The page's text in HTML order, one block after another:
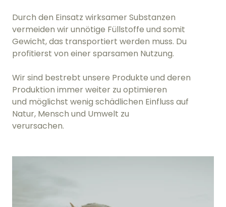
Durch den Einsatz wirksamer Substanzen
vermeiden wir unnötige Füllstoffe und somit
Gewicht, das transportiert werden muss. Du
profitierst von einer sparsamen Nutzung.
Wir sind bestrebt unsere Produkte und deren
Produktion immer weiter zu optimieren
und möglichst wenig schädlichen Einfluss auf
Natur, Mensch und Umwelt zu
verursachen.